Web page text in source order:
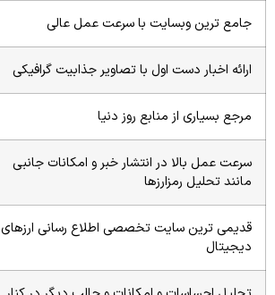
جامع ترین وبسایت با سرعت عمل عالی
ارائه اخبار دست اول با تصاویر جذابیت گرافیکی
مرجع بسیاری از منابع روز دنیا
سرعت عمل بالا در انتشار خبر و امکانات جانبی
مانند تحلیل رمزارزها
قدیمی ترین سایت تخصصی اطلاع رسانی ارزهای
دیجیتال